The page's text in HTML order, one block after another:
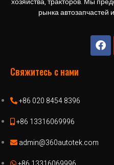
рынка автозапчастей
Свяжитесь с нами
+86 020 8454 8396
+86 13316069996
admin@360autotek.com